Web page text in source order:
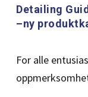
Detailing
–ny
For alle